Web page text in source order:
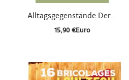
Schnellansicht
Alltagsgegenstände Der...
15,90 €Euro